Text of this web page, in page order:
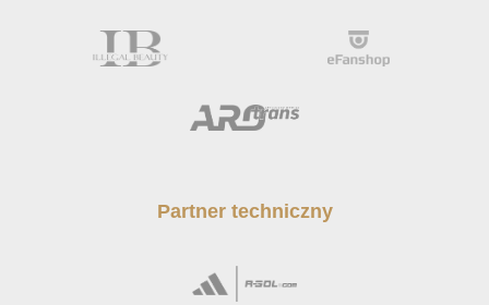
Partner techniczny